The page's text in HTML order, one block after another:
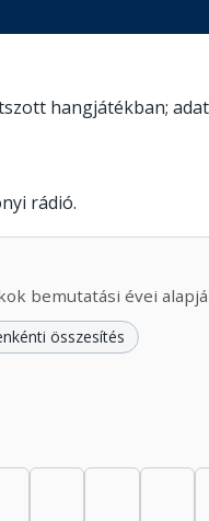
hangjátékban;
rádió.
bemutatási évei
összesítés